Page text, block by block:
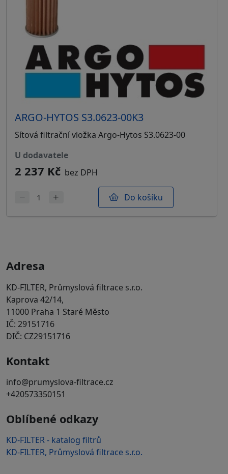
ARGO-HYTOS S3.0623-00K3
Sítová filtrační vložka Argo-Hytos S3.0623-00
u dodavatele
2 237 Kč bez DPH
Do košíku
Adresa
KD-FILTER, Průmyslová filtrace s.r.o.
Kaprova 42/14,
11000 Praha 1 Staré Město
IČ: 29151716
DIČ: CZ29151716
Kontakt
info@prumyslova-filtrace.cz
+420573350151
Oblíbené odkazy
KD-FILTER - katalog filtrů
KD-FILTER, Průmyslová filtrace s.r.o.